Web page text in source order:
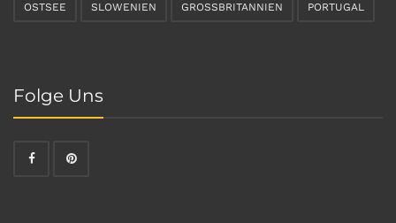
OSTSEE SLOWENIEN GROSSBRITANNIEN PORTUGAL
Folge Uns